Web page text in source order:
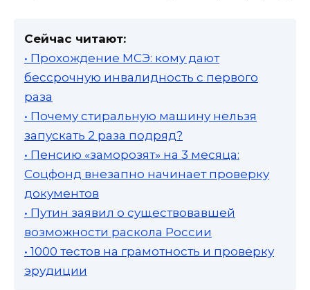
Сейчас читают:
• Прохождение МСЭ: кому дают
бессрочную инвалидность с первого
раза
• Почему стиральную машину нельзя
запускать 2 раза подряд?
• Пенсию «заморозят» на 3 месяца:
Соцфонд внезапно начинает проверку
документов
• Путин заявил о существовавшей
возможности раскола России
• 1000 тестов на грамотность и проверку
эрудиции